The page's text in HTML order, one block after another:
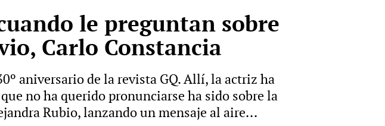
le preguntan sobre
Carlo Constancia
aniversario de la revista GQ. Allí, la actriz ha
no ha querido pronunciarse ha sido sobre la
Rubio, lanzando un mensaje al aire...